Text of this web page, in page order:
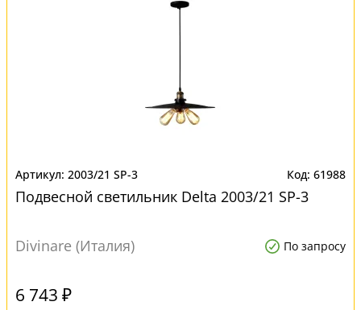
2003/21 SP-3 61988
Подвесной светильник Delta 2003/21 SP-3
Divinare (Италия) По запросу
6 743 ₽